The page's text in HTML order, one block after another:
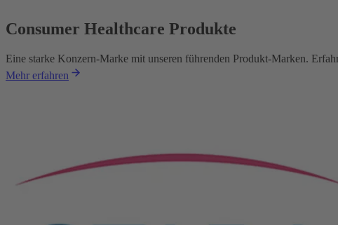
Consumer Healthcare Produkte
Eine starke Konzern-Marke mit unseren führenden Produkt-Marken.
Mehr erfahren